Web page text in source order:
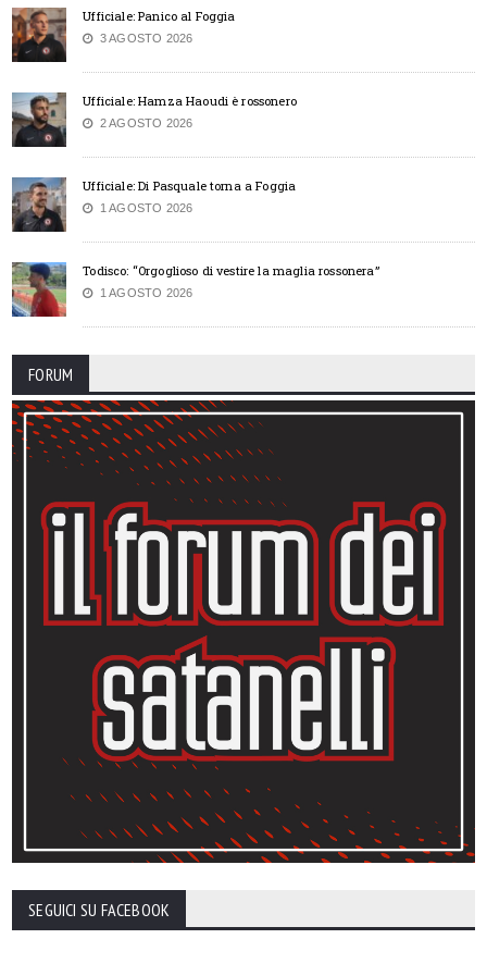
Ufficiale: Panico al Foggia
3 AGOSTO 2026
Ufficiale: Hamza Haoudi è rossonero
2 AGOSTO 2026
Ufficiale: Di Pasquale torna a Foggia
1 AGOSTO 2026
Todisco: “Orgoglioso di vestire la maglia rossonera”
1 AGOSTO 2026
FORUM
SEGUICI SU FACEBOOK